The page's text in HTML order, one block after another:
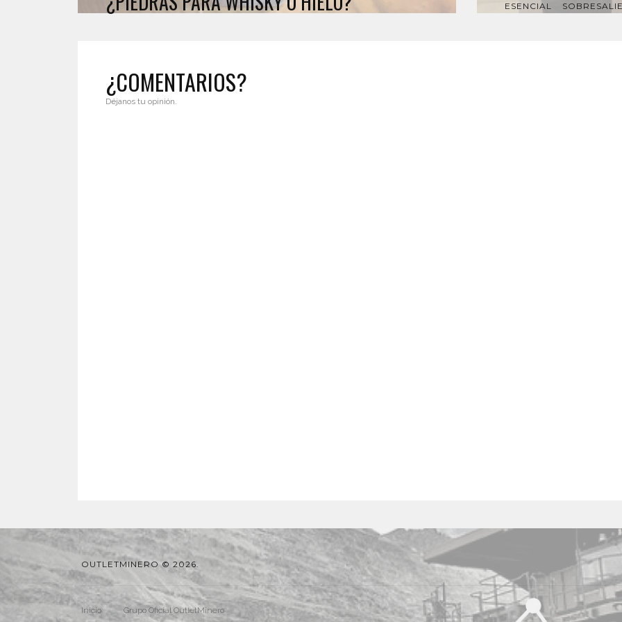
ESENCIAL
¿COMENTARIOS?
Déjanos tu opinión.
OUTLETMINERO © 2026.
Inicio Grupo Oficial OutletMinero